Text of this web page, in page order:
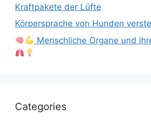
Kraftpakete der Lüfte
Körpersprache von Hunden
Menschliche Organe und
Categories